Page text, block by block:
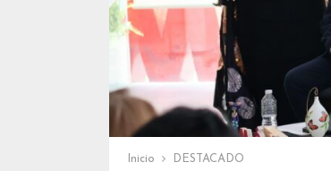
Inicio
DESTACADO